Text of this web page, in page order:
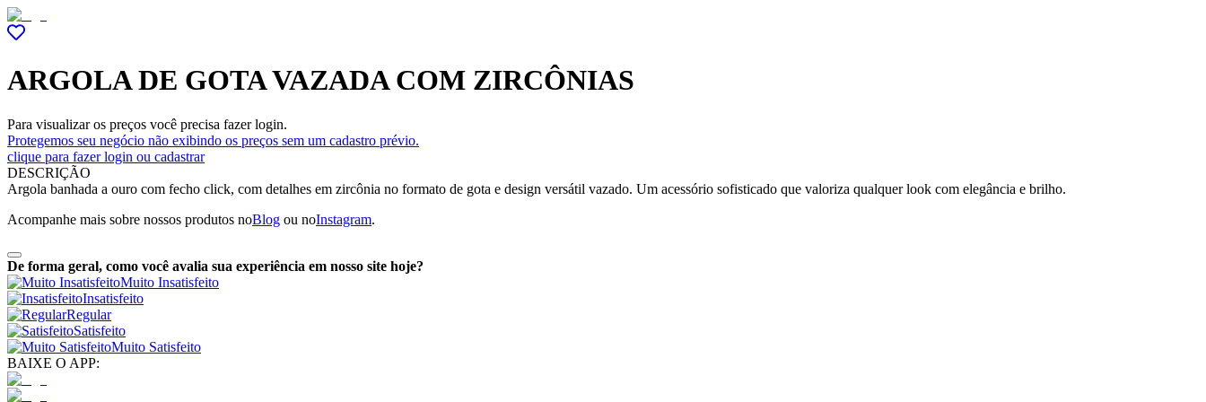
ARGOLA DE GOTA VAZADA COM ZIRCÔNIAS
Para visualizar os preços você precisa fazer login.
Protegemos seu negócio não exibindo os preços sem um cadastro prévio.
clique para fazer login ou cadastrar
DESCRIÇÃO
Argola banhada a ouro com fecho click, com detalhes em zircônia no formato de gota e design versátil vazado. Um acessório sofisticado que valoriza qualquer look com elegância e brilho.
Acompanhe mais sobre nossos produtos noBlog ou noInstagram.
De forma geral, como você avalia sua experiência em nosso site hoje?
Muito Insatisfeito
Insatisfeito
Regular
Satisfeito
Muito Satisfeito
BAIXE O APP: